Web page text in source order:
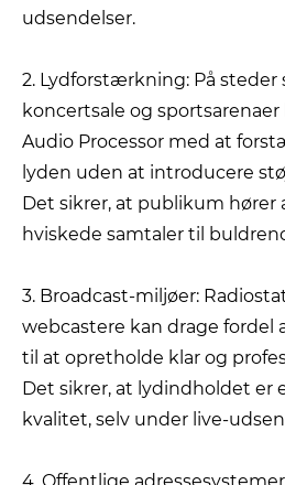
udsendelser.
2. Lydforstærkning: På steder
koncertsale og
Audio Processor med at
lyden uden at introducere
Det sikrer, at publikum hører
hviskede samtaler til
3. Broadcast-miljøer:
webcastere kan drage fordel
til at opretholde klar og
Det sikrer, at lydindholdet er
kvalitet, selv under live-